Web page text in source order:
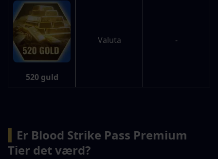
520 guld
Valuta -
Er Blood Strike Pass Premium
Tier det værd?